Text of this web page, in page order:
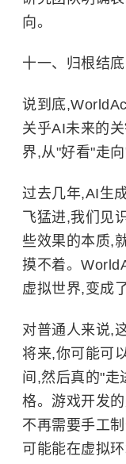
向。
十一、归根结
说到底
关乎AI未来的
界,从"好看"走向
过去几年,AI生
飞猛进,我们见
些效果的本质,
摸不着。
虚拟世界,变成
对普通人来说,
将来,你可能可
间,然后真的"走
格。游戏开发
不再需要手工
可能能在虚拟